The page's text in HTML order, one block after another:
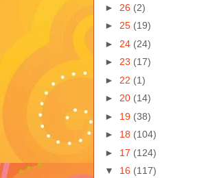
► 26 (2)
► 25 (19)
► 24 (24)
► 23 (17)
► 22 (1)
► 20 (14)
► 19 (38)
► 18 (104)
► 17 (124)
▼ 16 (117)